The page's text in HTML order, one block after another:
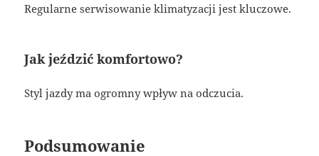
Regularne serwisowanie klimatyzacji jest kluczowe.
Jak jeździć komfortowo?
Styl jazdy ma ogromny wpływ na odczucia.
Podsumowanie